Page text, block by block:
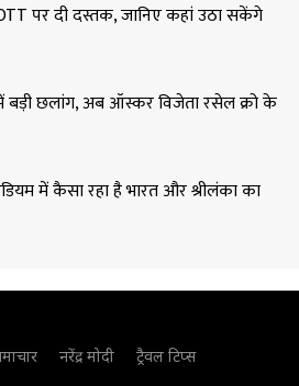
पर दी दस्तक, जानिए कहां उठा सकेंगे
में बड़ी छलांग, अब ऑस्कर विजेता रसेल क्रो के
में कैसा रहा है भारत और श्रीलंका का
नरेंद्र मोदी ट्रैवल टिप्स